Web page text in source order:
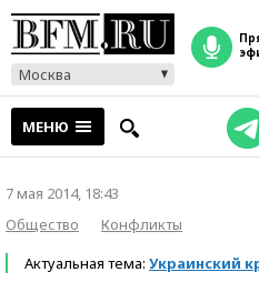
Москва
прямой
МЕНЮ
7 мая 2014, 18:43
Общество
Конфликты
Актуальная тема: Украинский